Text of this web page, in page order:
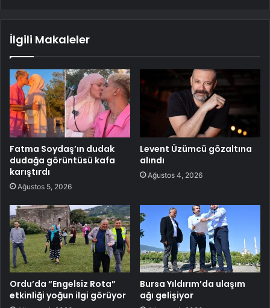
İlgili Makaleler
Fatma Soydaş’ın dudak
dudağa görüntüsü kafa
karıştırdı
Ağustos 5, 2026
Levent Üzümcü gözaltına
alındı
Ağustos 4, 2026
Ordu’da “Engelsiz Rota”
etkinliği yoğun ilgi görüyor
Bursa Yıldırım’da ulaşım
ağı gelişiyor